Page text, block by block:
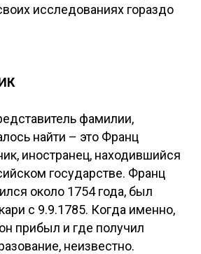
исследованиях гораздо
фамилии,
найти – это Франц
иностранец, находившийся
государстве. Франц
около 1754 года, был
с 9.9.1785. Когда именно,
прибыл и где получил
неизвестно.